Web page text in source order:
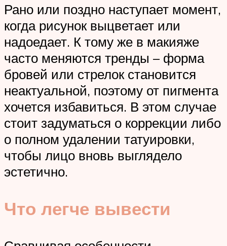
Рано или поздно наступает момент,
когда рисунок выцветает или
надоедает. К тому же в макияже
часто меняются тренды – форма
бровей или стрелок становится
неактуальной, поэтому от пигмента
хочется избавиться. В этом случае
стоит задуматься о коррекции либо
о полном удалении татуировки,
чтобы лицо вновь выглядело
эстетично.
Что легче вывести